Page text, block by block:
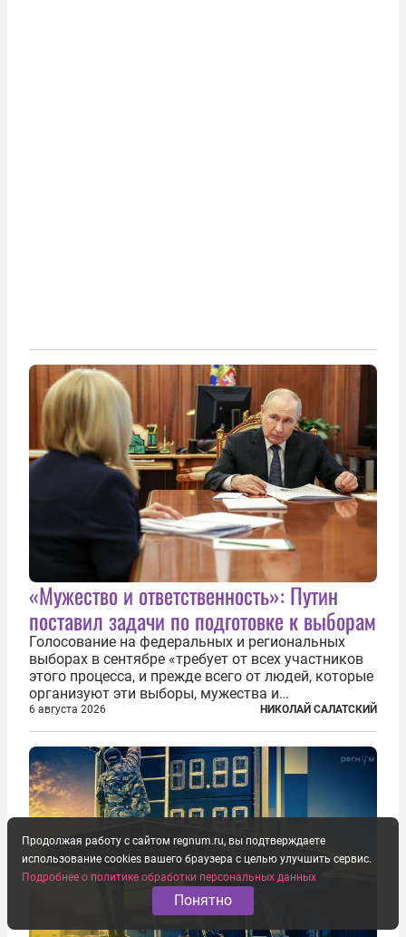
«Мужество и ответственность»: Путин
поставил задачи по подготовке к выборам
Голосование на федеральных и региональных
выборах в сентябре «требует от всех участников
этого процесса, и прежде всего от людей, которые
организуют эти выборы, мужества и
ответственного отношения к формированию
власти», — подчеркнул президент Владимир Путин
на состоявшейся 5 августа в Кремле...
6 августа 2026 НИКОЛАЙ САЛАТСКИЙ
Продолжая работу с сайтом regnum.ru, вы подтверждаете
использование cookies вашего браузера с целью улучшить сервис.
Подробнее о политике обработки персональных данных
Понятно